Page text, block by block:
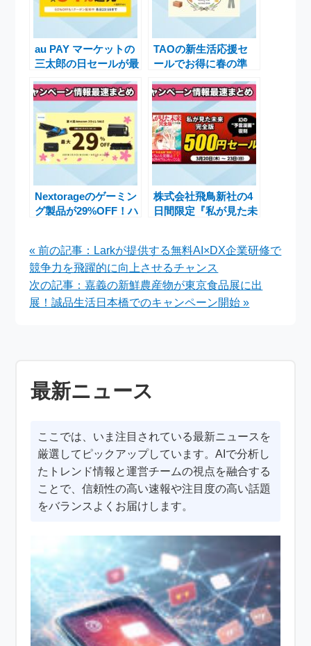
au PAY マーケットの
三太郎の日セールが最
大50%割引！人気ブラ
ンドのヘアケア商品や
母の日ギフトもお得に
購入可能
TAOの新生活応援セ
ールでお得に春の準
備！期間限定クーポン
やJCB割引を活用しよ
Nextorageのゲーミン
グ製品が29%OFF！ハ
ルSALE開催のお知ら
せ
株式会社飛鳥新社の4
日間限定『私が見た未
« 前の記事：Larkが提供する無料AI×DX企業研修で
競争力を飛躍的に向上させるチャンス
次の記事：嘉義の新鮮農産物が東京食品展に出
展！誠品生活日本橋でのキャンペーン開始 »
最新ニュース
ここでは、いま注目されている最新ニュースを
厳選してピックアップしています。AIで分析し
たトレンド情報と運営チームの視点を融合する
ことで、信頼性の高い速報や注目度の高い話題
をバランスよくお届けします。